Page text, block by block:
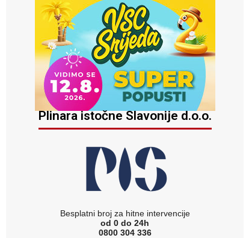
Plinara istočne Slavonije d.o.o.
Besplatni broj za hitne intervencije
od 0 do 24h
0800 304 336